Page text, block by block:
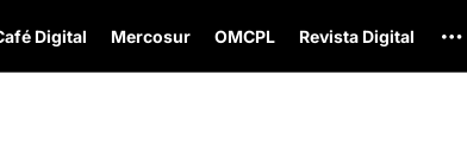
Digital Mercosur OMCPL Revista Digital